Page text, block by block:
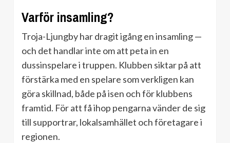
Varför insamling?
Troja-Ljungby har dragit igång en insamling —
och det handlar inte om att peta in en
dussinspelare i truppen. Klubben siktar på att
förstärka med en spelare som verkligen kan
göra skillnad, både på isen och för klubbens
framtid. För att få ihop pengarna vänder de sig
till supportrar, lokalsamhället och företagare i
regionen.